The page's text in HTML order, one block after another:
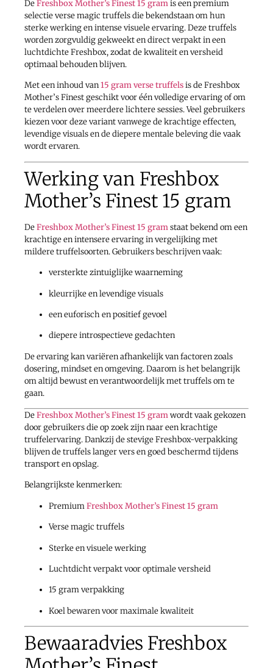
DeFreshbox Mother’s Finest 15 gramis een premium
selectie verse magic truffels die bekendstaan om hun
sterke werking en intense visuele ervaring. Deze truffels
worden zorgvuldig gekweekt en direct verpakt in een
luchtdichte Freshbox, zodat de kwaliteit en versheid
optimaal behouden blijven.
Met een inhoud van15 gram verse truffelsis de Freshbox
Mother’s Finest geschikt voor één volledige ervaring of om
te verdelen over meerdere lichtere sessies. Veel gebruikers
kiezen voor deze variant vanwege de krachtige effecten,
levendige visuals en de diepere mentale beleving die vaak
wordt ervaren.
Werking van Freshbox
Mother’s Finest 15 gram
DeFreshbox Mother’s Finest 15 gramstaat bekend om een
krachtige en intensere ervaring in vergelijking met
mildere truffelsoorten. Gebruikers beschrijven vaak:
versterkte zintuiglijke waarneming
kleurrijke en levendige visuals
een euforisch en positief gevoel
diepere introspectieve gedachten
De ervaring kan variëren afhankelijk van factoren zoals
dosering, mindset en omgeving. Daarom is het belangrijk
om altijd bewust en verantwoordelijk met truffels om te
gaan.
DeFreshbox Mother’s Finest 15 gramwordt vaak gekozen
door gebruikers die op zoek zijn naar een krachtige
truffelervaring. Dankzij de stevige Freshbox-verpakking
blijven de truffels langer vers en goed beschermd tijdens
transport en opslag.
Belangrijkste kenmerken:
PremiumFreshbox Mother’s Finest 15 gram
Verse magic truffels
Sterke en visuele werking
Luchtdicht verpakt voor optimale versheid
15 gram verpakking
Koel bewaren voor maximale kwaliteit
Bewaaradvies Freshbox